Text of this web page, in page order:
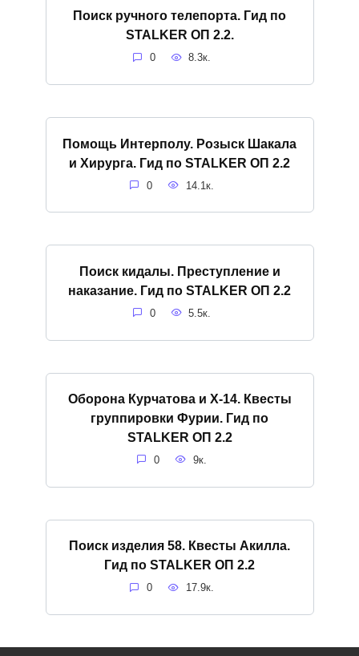
Поиск ручного телепорта. Гид по
STALKER ОП 2.2.
0 8.3к.
Помощь Интерполу. Розыск Шакала
и Хирурга. Гид по STALKER ОП 2.2
0 14.1к.
Поиск кидалы. Преступление и
наказание. Гид по STALKER ОП 2.2
0 5.5к.
Оборона Курчатова и X-14. Квесты
группировки Фурии. Гид по
STALKER ОП 2.2
0 9к.
Поиск изделия 58. Квесты Акилла.
Гид по STALKER ОП 2.2
0 17.9к.